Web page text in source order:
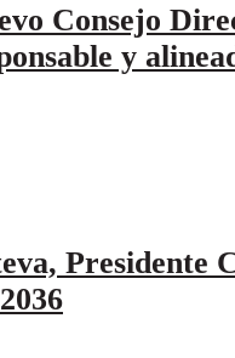
Consejo
y
Presidente